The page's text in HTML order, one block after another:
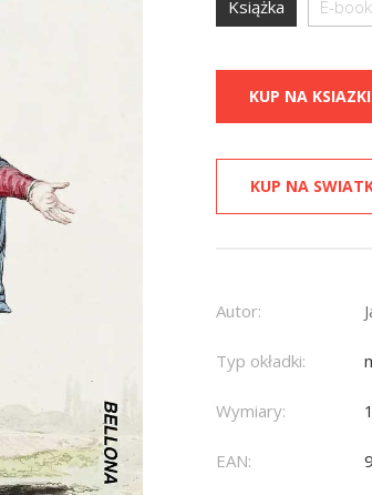
Książka E-book
KUP NA
KUP NA
Autor:
Typ okładki:
Wymiary:
EAN: